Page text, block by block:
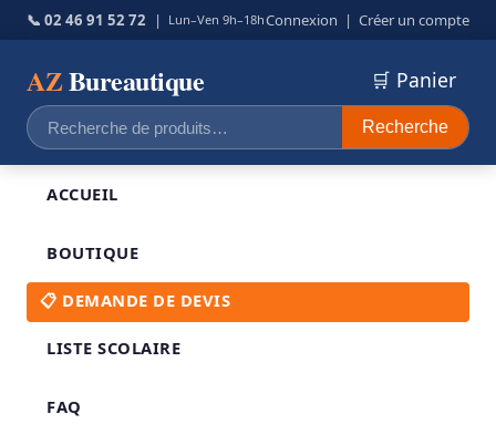
📞 02 46 91 52 72 | Lun–Ven 9h–18hConnexion | Créer un compte
AZBureautique
Recherche
pour :
Recherche
🛒 Panier
ACCUEIL
BOUTIQUE
📋 DEMANDE DE DEVIS
LISTE SCOLAIRE
FAQ